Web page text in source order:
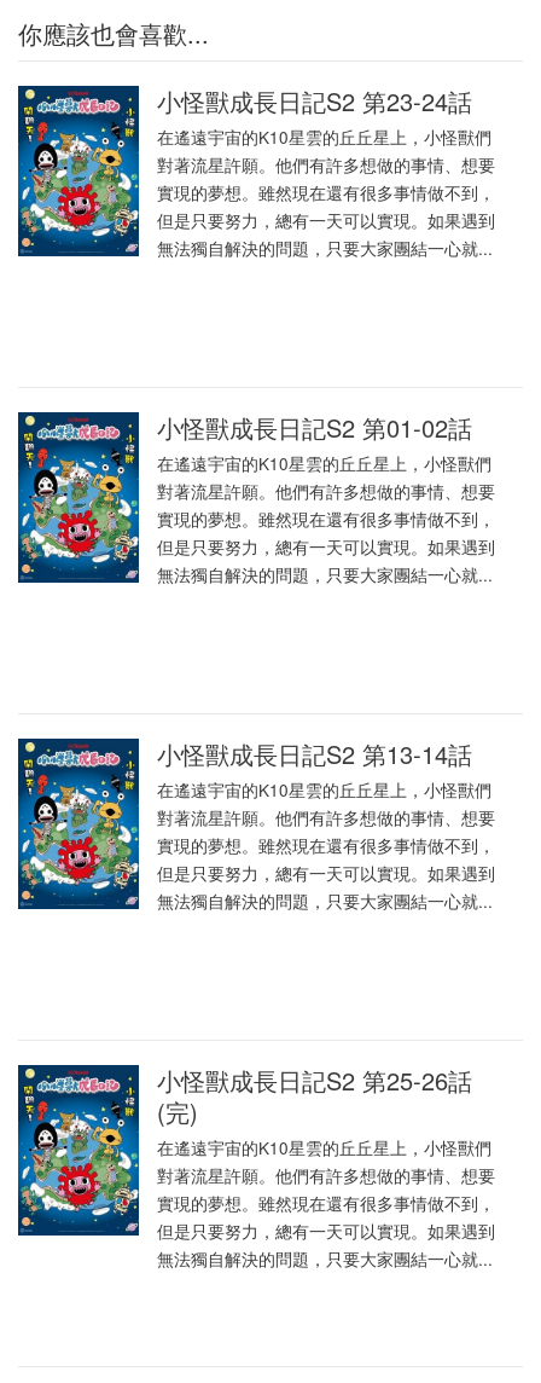
你應該也會喜歡...
小怪獸成長日記S2 第23-24話
在遙遠宇宙的K10星雲的丘丘星上，小怪獸們
對著流星許願。他們有許多想做的事情、想要
實現的夢想。雖然現在還有很多事情做不到，
但是只要努力，總有一天可以實現。如果遇到
無法獨自解決的問題，只要大家團結一心就...
小怪獸成長日記S2 第01-02話
在遙遠宇宙的K10星雲的丘丘星上，小怪獸們
對著流星許願。他們有許多想做的事情、想要
實現的夢想。雖然現在還有很多事情做不到，
但是只要努力，總有一天可以實現。如果遇到
無法獨自解決的問題，只要大家團結一心就...
小怪獸成長日記S2 第13-14話
在遙遠宇宙的K10星雲的丘丘星上，小怪獸們
對著流星許願。他們有許多想做的事情、想要
實現的夢想。雖然現在還有很多事情做不到，
但是只要努力，總有一天可以實現。如果遇到
無法獨自解決的問題，只要大家團結一心就...
小怪獸成長日記S2 第25-26話
(完)
在遙遠宇宙的K10星雲的丘丘星上，小怪獸們
對著流星許願。他們有許多想做的事情、想要
實現的夢想。雖然現在還有很多事情做不到，
但是只要努力，總有一天可以實現。如果遇到
無法獨自解決的問題，只要大家團結一心就...